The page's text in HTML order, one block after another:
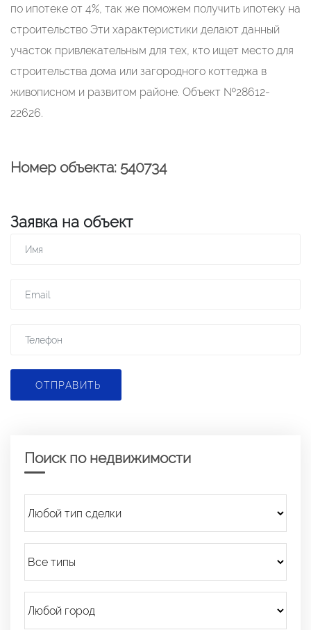
по ипотеке от 4%, так же поможем получить ипотеку на
строительство Эти характеристики делают данный
участок привлекательным для тех, кто ищет место для
строительства дома или загородного коттеджа в
живописном и развитом районе. Объект №28612-
22626.
Номер объекта: 540734
Заявка на объект
ОТПРАВИТЬ
Поиск по недвижимости